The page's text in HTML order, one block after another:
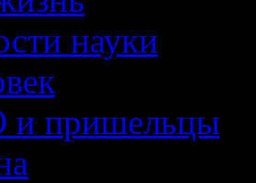
науки
пришельцы